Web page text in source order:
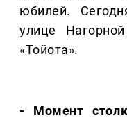
юбилей.
улице
«Тойота».
- Момент